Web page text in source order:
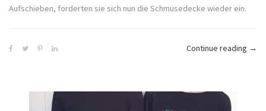
Aufschieben, forderten sie sich nun die Schmusedecke wieder ein.
Continue reading „WIP:
→